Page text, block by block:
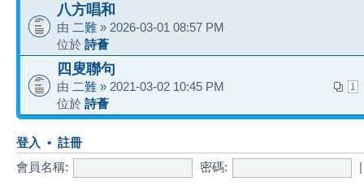
八方唱和
由 二難 » 2026-03-01 08:57 PM
位於 詩薈
四叟聯句
1
由 二難 » 2021-03-02 10:45 PM
位於 詩薈
登入 • 註冊
會員名稱: 密碼: